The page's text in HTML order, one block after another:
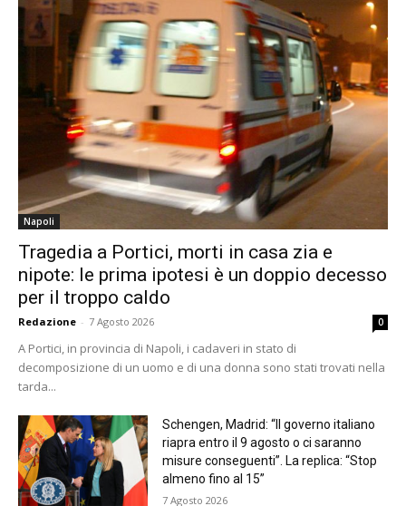
Napoli
Tragedia a Portici, morti in casa zia e
nipote: le prima ipotesi è un doppio decesso
per il troppo caldo
Redazione - 7 Agosto 2026 0
A Portici, in provincia di Napoli, i cadaveri in stato di
decomposizione di un uomo e di una donna sono stati trovati nella
tarda...
Schengen, Madrid: “Il governo italiano
riapra entro il 9 agosto o ci saranno
misure conseguenti”. La replica: “Stop
almeno fino al 15”
7 Agosto 2026